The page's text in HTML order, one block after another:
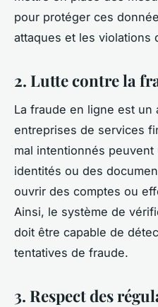
pour protéger ces
attaques et les violations
2. Lutte contre la
La fraude en ligne est un
entreprises de services
mal intentionnés
identités ou des
ouvrir des comptes ou
Ainsi, le système de
doit être capable de
tentatives de fraude.
3. Respect des